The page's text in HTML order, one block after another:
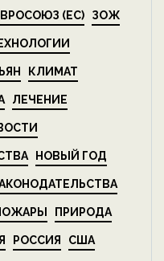
(ЕС) ЗОЖ
КЛИМАТ
ЛЕЧЕНИЕ
НОВЫЙ ГОД
ПРИРОДА
РОССИЯ США